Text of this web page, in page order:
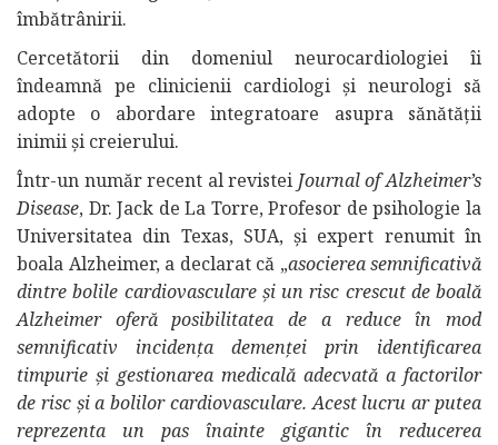
îmbătrânirii.
Cercetătorii din domeniul neurocardiologiei îi
îndeamnă pe clinicienii cardiologi și neurologi să
adopte o abordare integratoare asupra sănătății
inimii și creierului.
Într-un număr recent al revistei Journal of Alzheimer’s
Disease, Dr. Jack de La Torre, Profesor de psihologie la
Universitatea din Texas, SUA, și expert renumit în
boala Alzheimer, a declarat că „asocierea semnificativă
dintre bolile cardiovasculare și un risc crescut de boală
Alzheimer oferă posibilitatea de a reduce în mod
semnificativ incidența demenței prin identificarea
timpurie și gestionarea medicală adecvată a factorilor
de risc și a bolilor cardiovasculare. Acest lucru ar putea
reprezenta un pas înainte gigantic în reducerea